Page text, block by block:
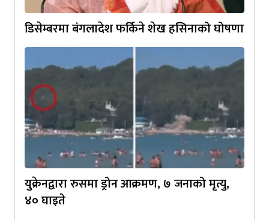
डिसेम्बरमा बंगलादेश फर्किने शेख हसिनाको घोषणा
युक्रेनद्वारा रुसमा ड्रोन आक्रमण, ७ जनाको मृत्यु,
४० घाइते